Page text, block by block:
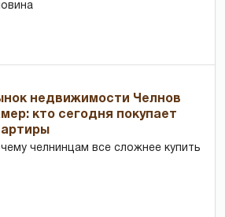
недвижимости Челнов
кто сегодня покупает
челнинцам все сложнее купить